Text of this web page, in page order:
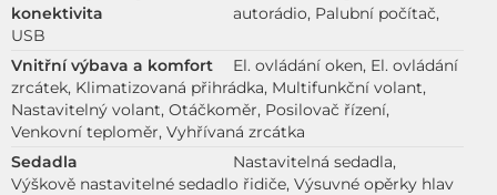
konektivita
autorádio, Palubní počítač,
USB
Vnitřní výbava a komfort
El. ovládání oken, El. ovládání
zrcátek, Klimatizovaná přihrádka, Multifunkční volant,
Nastavitelný volant, Otáčkoměr, Posilovač řízení,
Venkovní teploměr, Vyhřívaná zrcátka
Sedadla
Nastavitelná sedadla,
Výškově nastavitelné sedadlo řidiče, Výsuvné opěrky hlav